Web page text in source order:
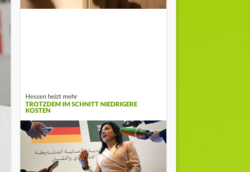
Hessen heizt mehr
TROTZDEM IM SCHNITT NIEDRIGERE
KOSTEN